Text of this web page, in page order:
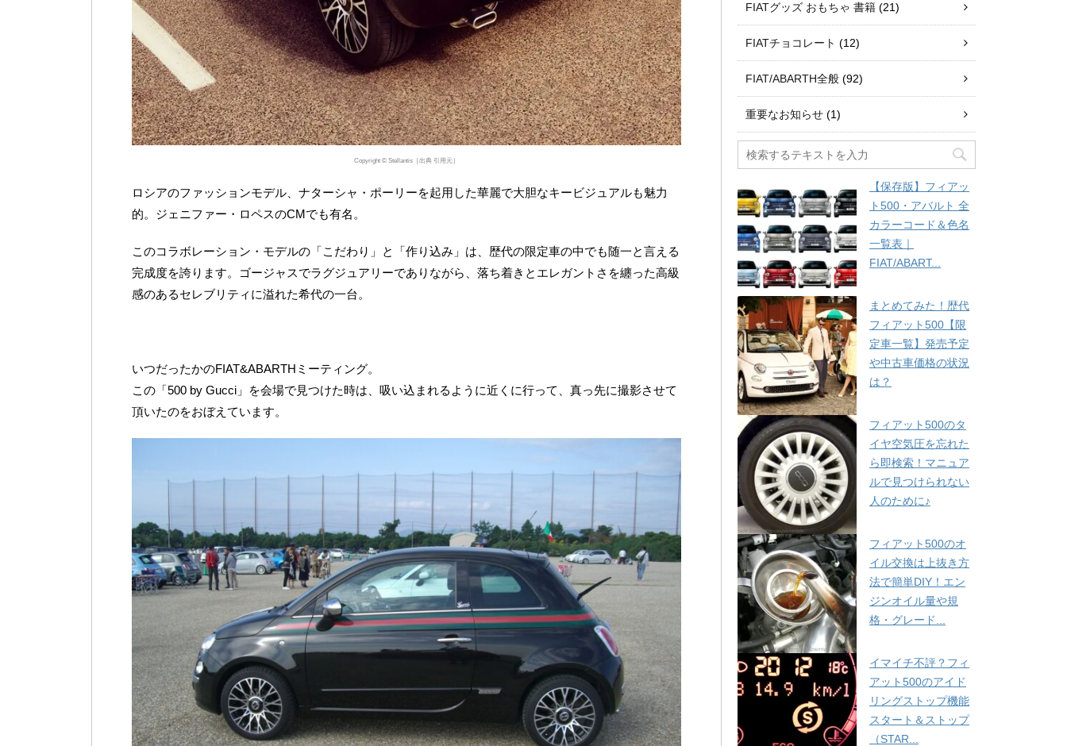
Copyright © Stellantis［出典 引用元］
ロシアのファッションモデル、ナターシャ・ポーリーを起用した華麗で大胆なキービジュアルも魅力
的。ジェニファー・ロペスのCMでも有名。
このコラボレーション・モデルの「こだわり」と「作り込み」は、歴代の限定車の中でも随一と言える
完成度を誇ります。ゴージャスでラグジュアリーでありながら、落ち着きとエレガントさを纏った高級
感のあるセレブリティに溢れた希代の一台。
いつだったかのFIAT&ABARTHミーティング。
この「500 by Gucci」を会場で見つけた時は、吸い込まれるように近くに行って、真っ先に撮影させて
頂いたのをおぼえています。
FIATグッズ おもちゃ 書籍 (21)
FIATチョコレート (12)
FIAT/ABARTH全般 (92)
重要なお知らせ (1)
【保存版】フィアッ
ト500・アバルト 全
カラーコード＆色名
一覧表｜
FIAT/ABART...
まとめてみた！歴代
フィアット500【限
定車一覧】発売予定
や中古車価格の状況
は？
フィアット500のタ
イヤ空気圧を忘れた
ら即検索！マニュア
ルで見つけられない
人のために♪
フィアット500のオ
イル交換は上抜き方
法で簡単DIY！エン
ジンオイル量や規
格・グレード...
イマイチ不評？フィ
アット500のアイド
リングストップ機能
スタート＆ストップ
（STAR...